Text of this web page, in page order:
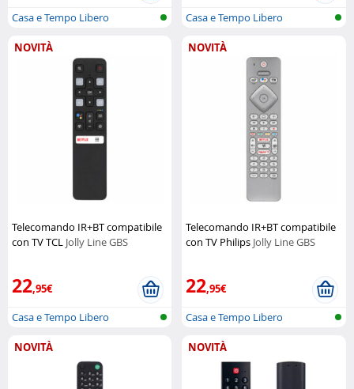
Casa e Tempo Libero
Casa e Tempo Libero
NOVITÀ
Telecomando IR+BT compatibile
con TV TCL Jolly Line GBS
22,95€
Casa e Tempo Libero
NOVITÀ
Telecomando IR+BT compatibile
con TV Philips Jolly Line GBS
22,95€
Casa e Tempo Libero
NOVITÀ NOVITÀ